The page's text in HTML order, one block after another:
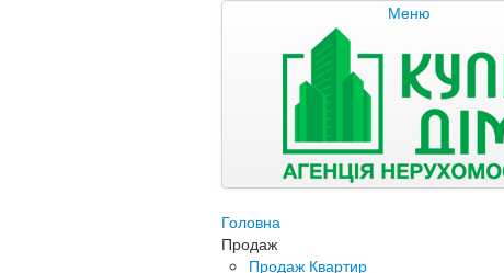
Меню
Головна
Продаж
Продаж Квартир